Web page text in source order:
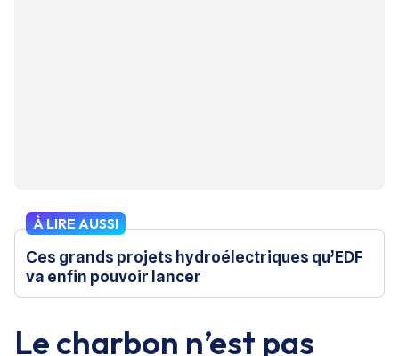
À LIRE AUSSI
Ces grands projets hydroélectriques qu’EDF
va enfin pouvoir lancer
Le charbon n’est pas